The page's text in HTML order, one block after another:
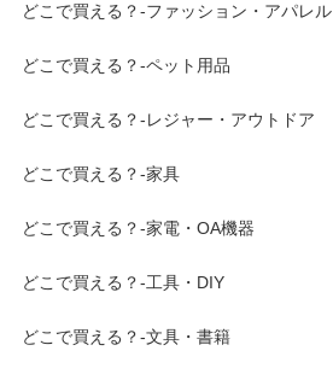
どこで買える？-ファッション・アパレル
どこで買える？-ペット用品
どこで買える？-レジャー・アウトドア
どこで買える？-家具
どこで買える？-家電・OA機器
どこで買える？-工具・DIY
どこで買える？-文具・書籍